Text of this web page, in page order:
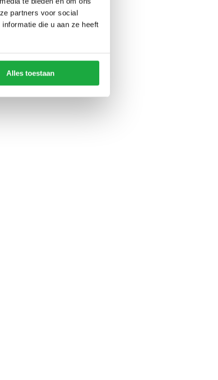
partners voor social
die u aan ze heeft
Alles toestaan